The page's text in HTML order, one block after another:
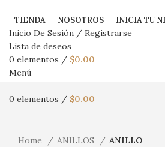
TIENDA NOSOTROS INICIA TU
Inicio De Sesión / Registrarse
Lista de deseos
0 elementos / $0.00
Menú
0 elementos / $0.00
Home
ANILLOS
ANILLO